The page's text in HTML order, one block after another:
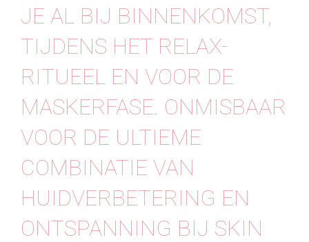
Contact
JE AL BIJ BINNENKOMST,
TIJDENS HET RELAX-
RITUEEL EN VOOR DE
MASKERFASE. ONMISBAAR
VOOR DE ULTIEME
COMBINATIE VAN
HUIDVERBETERING EN
ONTSPANNING BIJ SKIN